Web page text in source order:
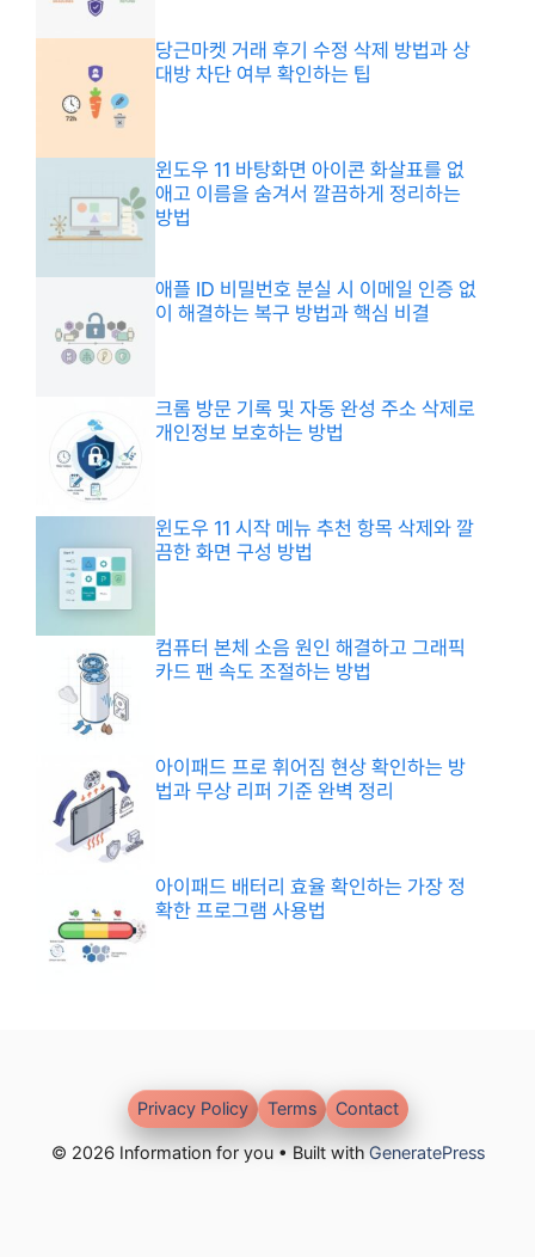
당근마켓 거래 후기 수정 삭제 방법과 상
대방 차단 여부 확인하는 팁
윈도우 11 바탕화면 아이콘 화살표를 없
애고 이름을 숨겨서 깔끔하게 정리하는
방법
애플 ID 비밀번호 분실 시 이메일 인증 없
이 해결하는 복구 방법과 핵심 비결
크롬 방문 기록 및 자동 완성 주소 삭제로
개인정보 보호하는 방법
윈도우 11 시작 메뉴 추천 항목 삭제와 깔
끔한 화면 구성 방법
컴퓨터 본체 소음 원인 해결하고 그래픽
카드 팬 속도 조절하는 방법
아이패드 프로 휘어짐 현상 확인하는 방
법과 무상 리퍼 기준 완벽 정리
아이패드 배터리 효율 확인하는 가장 정
확한 프로그램 사용법
© 2026 Information for you • Built with GeneratePress
Privacy Policy Terms Contact